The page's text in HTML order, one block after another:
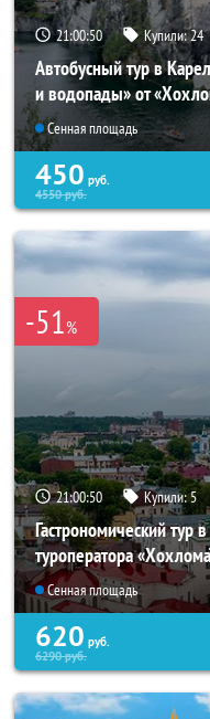
21:00:49 Купили:24
Автобусный тур в
и водопады» от
Сенная площадь
450 руб.
4550руб.
-51%
21:00:49 Купили:5
Гастрономический тур
туроператора
Сенная площадь
620 руб.
6290руб.